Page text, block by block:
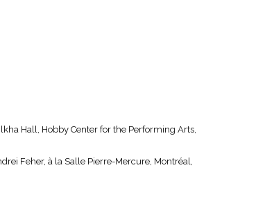
Hall, Hobby Center for the Performing Arts,
Feher, à la Salle Pierre-Mercure, Montréal,